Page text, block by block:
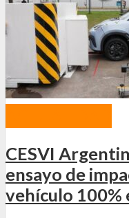
CESVI
ensayo de
vehículo 100%